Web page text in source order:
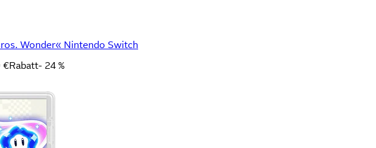
Wonder« Nintendo Switch
€Rabatt- 24 %